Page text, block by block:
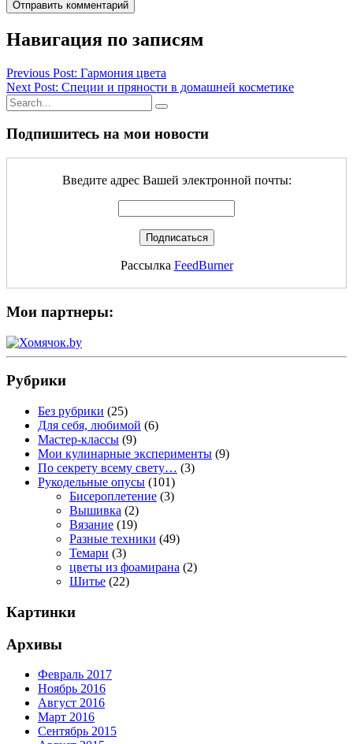
Навигация по записям
Previous Post: Гармония цвета
Next Post: Специи и пряности в домашней косметике
Подпишитесь на мои новости
Введите адрес Вашей электронной почты:
Рассылка FeedBurner
Мои партнеры:
Рубрики
Без рубрики (25)
Для себя, любимой (6)
Мастер-классы (9)
Мои кулинарные эксперименты (9)
По секрету всему свету… (3)
Рукодельные опусы (101)
Бисероплетение (3)
Вышивка (2)
Вязание (19)
Разные техники (49)
Темари (3)
цветы из фоамирана (2)
Шитье (22)
Картинки
Архивы
Февраль 2017
Ноябрь 2016
Август 2016
Март 2016
Сентябрь 2015